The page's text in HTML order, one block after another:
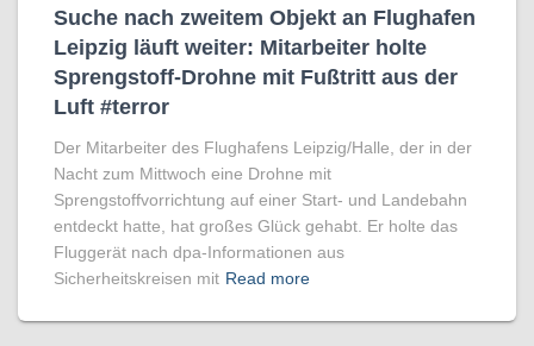
Suche nach zweitem Objekt an Flughafen
Leipzig läuft weiter: Mitarbeiter holte
Sprengstoff-Drohne mit Fußtritt aus der
Luft #terror
Der Mitarbeiter des Flughafens Leipzig/Halle, der in der
Nacht zum Mittwoch eine Drohne mit
Sprengstoffvorrichtung auf einer Start- und Landebahn
entdeckt hatte, hat großes Glück gehabt. Er holte das
Fluggerät nach dpa-Informationen aus
Sicherheitskreisen mit Read more